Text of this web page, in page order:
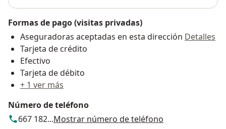
Formas de pago (visitas privadas)
Aseguradoras aceptadas en esta dirección Detalles
Tarjeta de crédito
Efectivo
Tarjeta de débito
+ 1 ver más
Número de teléfono
667 182...Mostrar número de teléfono